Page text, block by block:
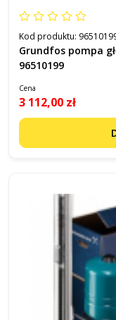
Kod produktu:
Grundfos pompa
96510199
Cena
3 112,00 zł